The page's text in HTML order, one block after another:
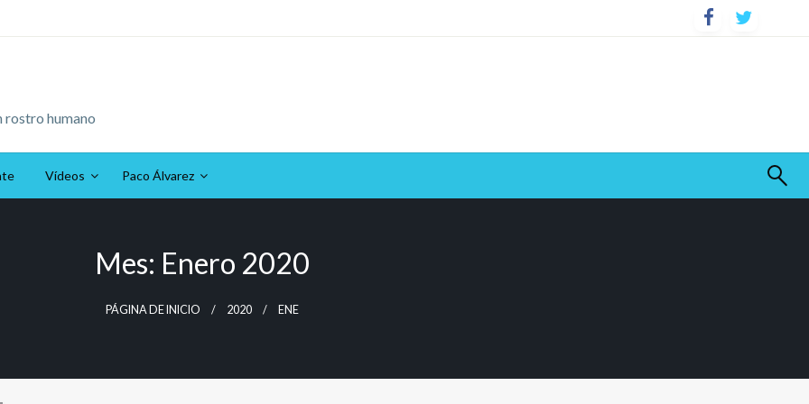
rostro humano
Vídeos Paco Álvarez
Mes: Enero 2020
PÁGINA DE INICIO 2020 ENE